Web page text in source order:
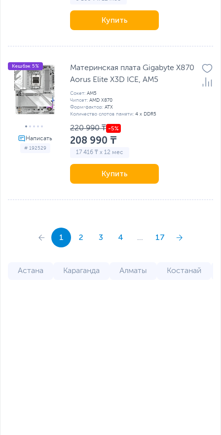
Купить
# 192529
Кешбэк 5%
Материнская плата Gigabyte X870
Aorus Elite X3D ICE, AM5
Сокет: AM5
Чипсет: AMD X870
Форм-фактор: ATX
Количество слотов памяти: 4 x DDR5
220 990 ₸
208 990 ₸
17 416 ₸ x 12 мес
Купить
1 2 3 4 ... 17
Астана Караганда Алматы Костанай